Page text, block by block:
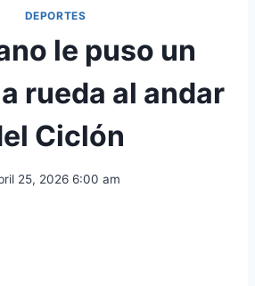
DEPORTES
le puso un
rueda al andar
Ciclón
25, 2026 6:00 am